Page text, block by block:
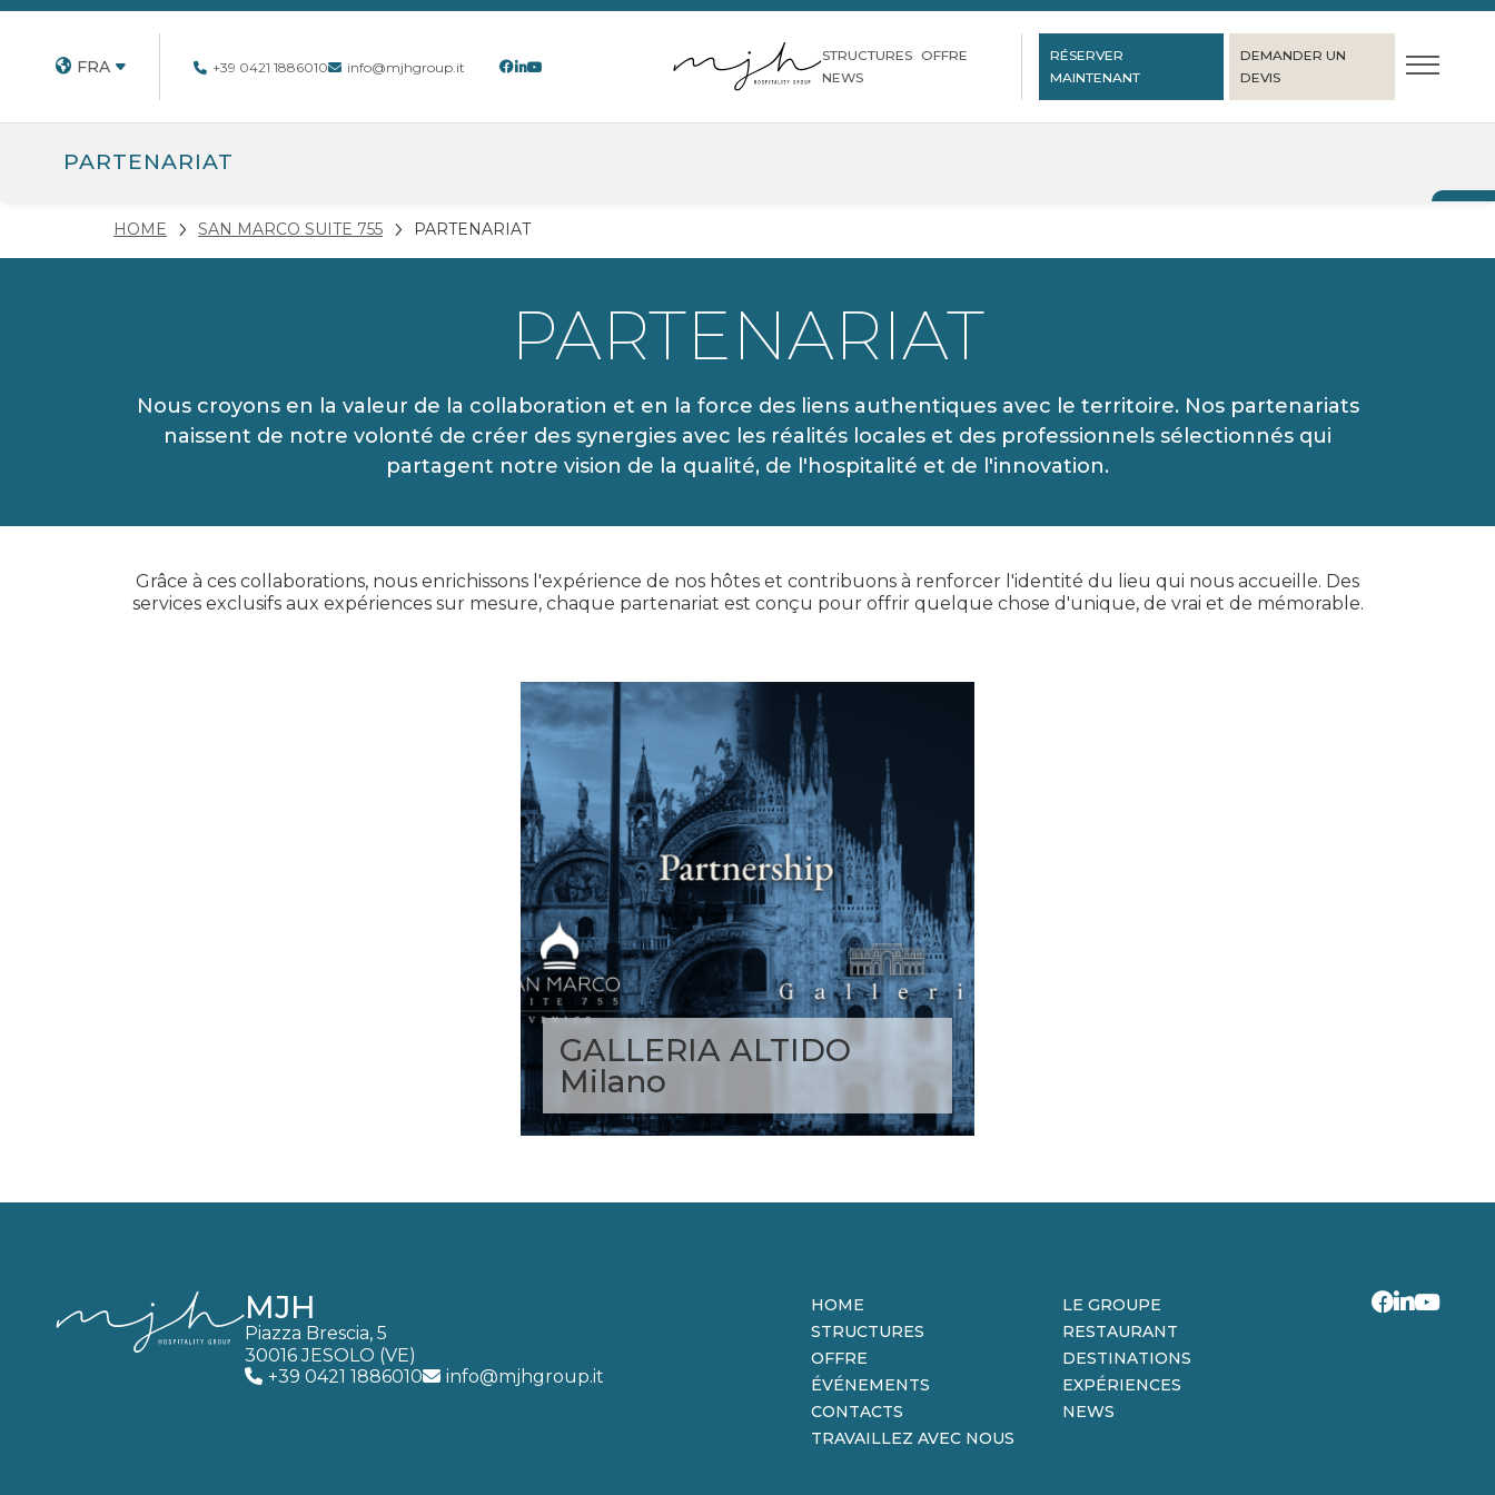
FRA +39 0421 1886010 info@mjhgroup.it
STRUCTURES OFFRE
NEWS
RÉSERVER
MAINTENANT
DEMANDER UN
DEVIS
PARTENARIAT
HOME SAN MARCO SUITE 755 PARTENARIAT
PARTENARIAT
Nous croyons en la valeur de la collaboration et en la force des liens authentiques avec le territoire. Nos partenariats
naissent de notre volonté de créer des synergies avec les réalités locales et des professionnels sélectionnés qui
partagent notre vision de la qualité, de l'hospitalité et de l'innovation.
Grâce à ces collaborations, nous enrichissons l'expérience de nos hôtes et contribuons à renforcer l'identité du lieu qui nous accueille. Des
services exclusifs aux expériences sur mesure, chaque partenariat est conçu pour offrir quelque chose d'unique, de vrai et de mémorable.
GALLERIA ALTIDO
Milano
MJH
Piazza Brescia, 5
30016 JESOLO (VE)
+39 0421 1886010
info@mjhgroup.it
HOME
LE GROUPE
STRUCTURES
RESTAURANT
OFFRE
DESTINATIONS
ÉVÉNEMENTS
EXPÉRIENCES
CONTACTS
NEWS
TRAVAILLEZ AVEC NOUS